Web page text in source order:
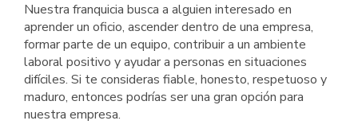
Nuestra franquicia busca a alguien interesado en
aprender un oficio, ascender dentro de una empresa,
formar parte de un equipo, contribuir a un ambiente
laboral positivo y ayudar a personas en situaciones
difíciles. Si te consideras fiable, honesto, respetuoso y
maduro, entonces podrías ser una gran opción para
nuestra empresa.